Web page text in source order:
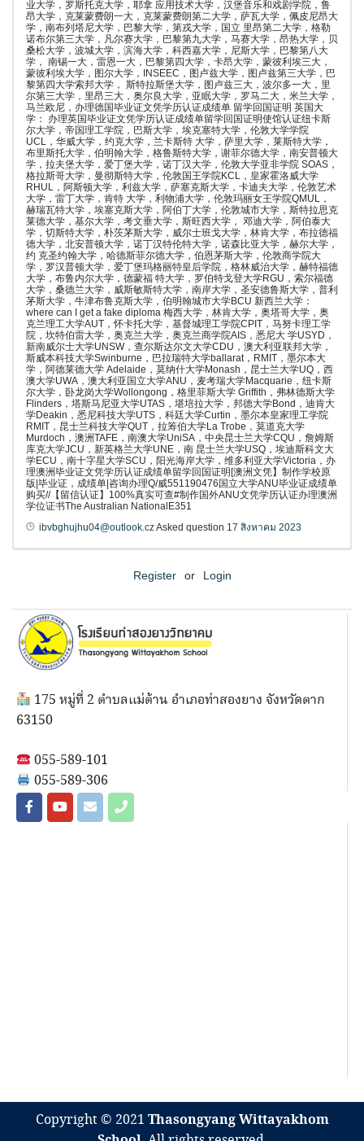
业大学，罗斯托克大学，耶拿 应用技术大学，汉堡音乐和戏剧学院，鲁
昂大学，克莱蒙费朗一大，克莱蒙费朗第二大学，萨瓦大学，佩皮尼昂大
学，南布列塔尼大学，巴黎大学，第戎大学，国立 里昂第二大学，格勒
诺布尔第三大学，凡尔赛大学，巴黎第九大学，马赛大学，昂热大学，贝
桑松大学，波城大学，滨海大学，科西嘉大学，尼斯大学，巴黎第八大
学， 南锡一大，雷恩一大，巴黎第四大学，卡昂大学，蒙彼利埃三大，
蒙彼利埃大学，图尔大学，INSEEC，图卢兹大学，图卢兹第三大学，巴
黎第四大学索邦大学， 斯特拉斯堡大学，图卢兹三大，波尔多一大，里
尔第三大学，里昂三大，奥尔良大学，亚眠大学，罗马二大，米兰大学，
马兰欧尼，办理德国毕业证文凭学历认证成绩单 留学回国证明 英国大
学： 办理英国毕业证文凭学历认证成绩单留学回国证明使馆认证纽卡斯
尔大学，帝国理工学院，巴斯大学，埃克塞特大学，伦敦大学学院
UCL，华威大学，约克大学，兰卡斯特 大学，萨里大学，莱斯特大学，
布里斯托大学，伯明翰大学，格鲁斯特大学，谢菲尔德大学，南安普顿大
学，拉夫堡大学，爱丁堡大学，诺丁汉大学，伦敦大学亚非学院 SOAS，
格拉斯哥大学，曼彻斯特大学，伦敦国王学院KCL，皇家霍洛威大学
RHUL，阿斯顿大学，利兹大学，萨塞克斯大学，卡迪夫大学，伦敦艺术
大学，雷丁大学，肯特 大学，利物浦大学，伦敦玛丽女王学院QMUL，
赫瑞瓦特大学，埃塞克斯大学，阿伯丁大学，伦敦城市大学，斯特拉思克
莱德大学，基尔大学，考文垂大学，斯旺西大学， 邓迪大学，阿伯泰大
学，切斯特大学，朴茨茅斯大学，威尔士班戈大学，林肯大学，布拉德福
德大学，北安普顿大学，诺丁汉特伦特大学，诺森比亚大学，赫尔大学，
约 克圣约翰大学，哈德斯菲尔德大学，伯恩茅斯大学，伦敦商学院大
学，罗汉普顿大学，爱丁堡玛格丽特皇后学院，格林威治大学，赫特福德
大学，布鲁内尔大学，德蒙福 特大学，罗伯特戈登大学RGU，索尔福德
大学，桑德兰大学，威斯敏斯特大学，南岸大学，圣安德鲁斯大学，普利
茅斯大学，牛津布鲁克斯大学，伯明翰城市大学BCU 新西兰大学：
where can I get a fake diploma 梅西大学，林肯大学，奥塔哥大学，奥
克兰理工大学AUT，怀卡托大学，基督城理工学院CPIT，马努卡理工学
院，坎特伯雷大学，奥克兰大学，奥克兰商学院AIS，悉尼大 学USYD，
新南威尔士大学UNSW，查尔斯达尔文大学CDU，澳大利亚联邦大学，
斯威本科技大学Swinburne，巴拉瑞特大学ballarat，RMIT，墨尔本大
学，阿德莱德大学 Adelaide，莫纳什大学Monash，昆士兰大学UQ，西
澳大学UWA，澳大利亚国立大学ANU，麦考瑞大学Macquarie，纽卡斯
尔大学，卧龙岗大学Wollongong，格里菲斯大学 Griffith，弗林德斯大学
Flinders，塔斯马尼亚大学UTAS，堪培拉大学，邦德大学Bond，迪肯大
学Deakin，悉尼科技大学UTS，科廷大学Curtin，墨尔本皇家理工学院
RMIT，昆士兰科技大学QUT，拉筹伯大学La Trobe，莫道克大学
Murdoch，澳洲TAFE，南澳大学UniSA，中央昆士兰大学CQU，詹姆斯
库克大学JCU，新英格兰大学UNE，南 昆士兰大学USQ，埃迪斯科文大
学ECU，南十字星大学SCU，阳光海岸大学，维多利亚大学Victoria，办
理澳洲毕业证文凭学历认证成绩单留学回国证明[澳洲文凭】制作学校原
版|毕业证，成绩单|咨询办理Q/威551190476国立大学ANU毕业证成绩单
购买//【留信认证】100%真实可查#制作国外ANU文凭学历认证办理澳洲
学位证书The Australian NationalE351
ibvbghujhu04@outlook.czAsked question 17 สิงหาคม 2023
Register or Login
175 หมู่ที่ 2 ตำบลแม่ต้าน อำเภอท่าสองยาง จังหวัดตาก
63150
055-589-101
055-589-306
Copyright © 2021 Thasongyang Wittayakhom